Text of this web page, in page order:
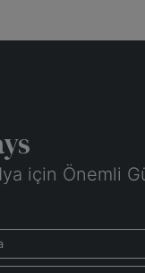
için Önemli